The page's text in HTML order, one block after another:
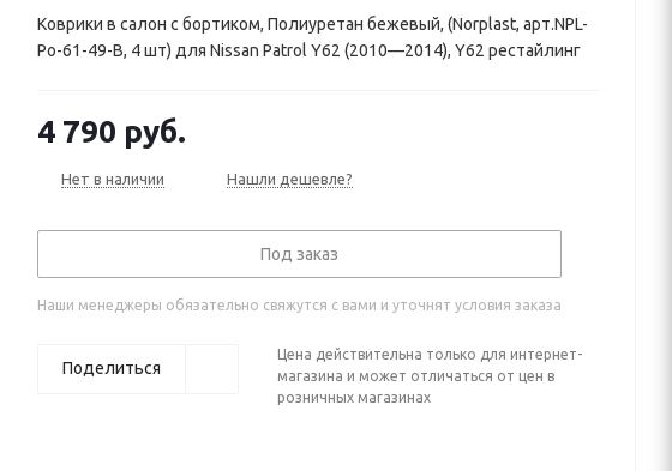
Коврики в салон с бортиком, Полиуретан бежевый, (Norplast, арт.NPL-
Po-61-49-B, 4 шт) для Nissan Patrol Y62 (2010—2014), Y62 рестайлинг
4 790 руб.
Нет в наличии Нашли дешевле?
Под заказ
Наши менеджеры обязательно свяжутся с вами и уточнят условия заказа
Поделиться
Цена действительна только для интернет-
магазина и может отличаться от цен в
розничных магазинах